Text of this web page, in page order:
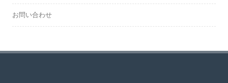
お問い合わせ